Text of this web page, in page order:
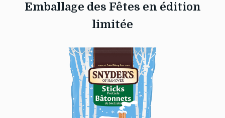
Emballage des Fêtes en édition
limitée